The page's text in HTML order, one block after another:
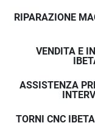
Riduci i
Un
macchinari
Richiedi
RIPARAZIONE
VENDITA E
ASSISTENZA
TORNI CNC